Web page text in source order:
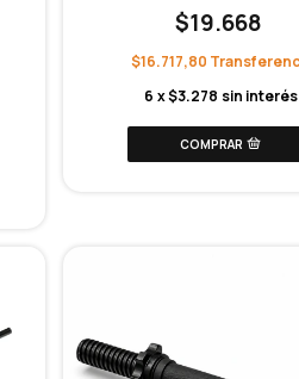
$19.668
$16.717,80
6 x$3.278 sin interés